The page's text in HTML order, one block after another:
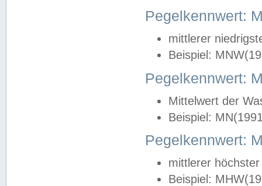
Pegelkennwert:
mittlerer
Beispiel:
Pegelkennwert:
Mittelwert der
Beispiel:
Pegelkennwert:
mittlerer
Beispiel: